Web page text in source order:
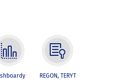
REGON, TERYT